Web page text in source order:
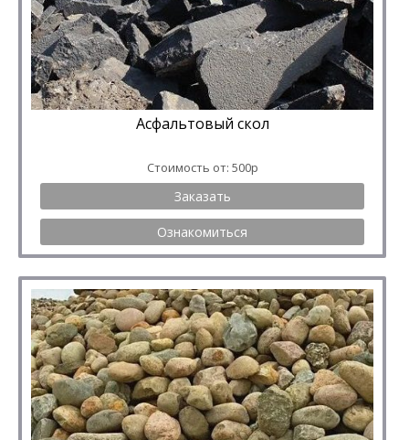
Асфальтовый скол
Стоимость от: 500р
Заказать
Ознакомиться